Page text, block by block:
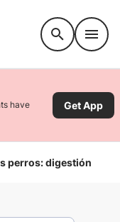
have
Get App
perros: digestión